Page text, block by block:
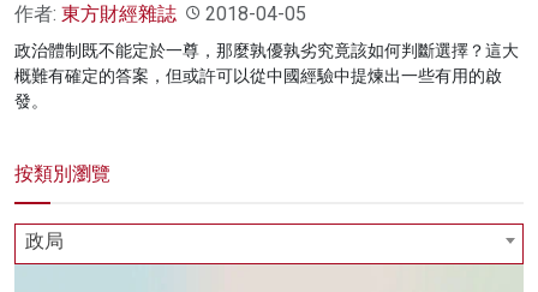
作者: 東方財經雜誌 2018-04-05
政治體制既不能定於一尊，那麼孰優孰劣究竟該如何判斷選擇？這大
概難有確定的答案，但或許可以從中國經驗中提煉出一些有用的啟
發。
按類別瀏覽
政局